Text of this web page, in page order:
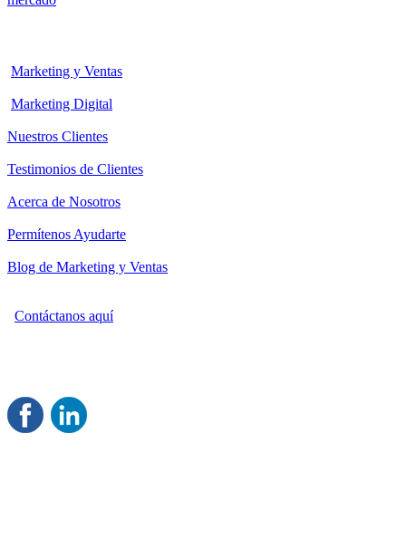
Marketing y Ventas
Marketing Digital
Nuestros Clientes
Testimonios de Clientes
Acerca de Nosotros
Permítenos Ayudarte
Blog de Marketing y Ventas
Contáctanos aquí